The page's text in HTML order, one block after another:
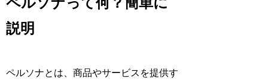
ペルソナって何？簡単に
説明
ペルソナとは、商品やサービスを提供す